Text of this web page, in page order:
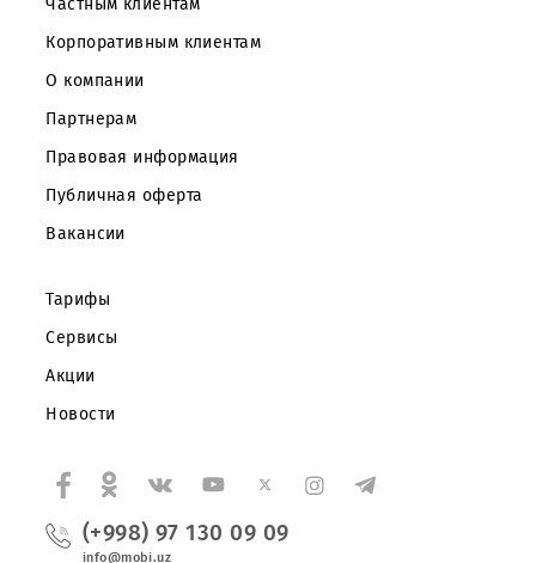
Частным клиентам
Корпоративным клиентам
О компании
Правовая информация
Публичная оферта
Вакансии
Сервисы
Акции